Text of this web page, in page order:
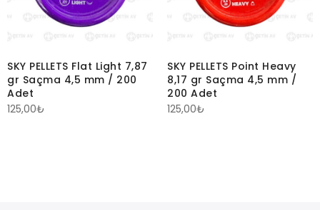
SKY PELLETS Flat Light 7,87
gr Saçma 4,5 mm / 200
Adet
125,00₺
SKY PELLETS Point Heavy
8,17 gr Saçma 4,5 mm /
200 Adet
125,00₺